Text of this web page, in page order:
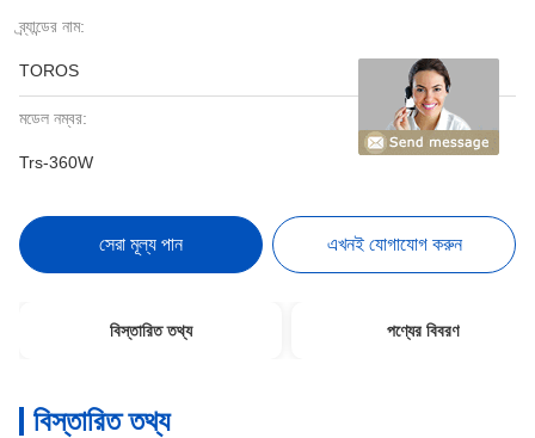
ব্র্যান্ডের নাম:
TOROS
মডেল নম্বর:
Trs-360W
সেরা মূল্য পান এখনই যোগাযোগ করুন
বিস্তারিত তথ্য পণ্যের বিবরণ
বিস্তারিত তথ্য